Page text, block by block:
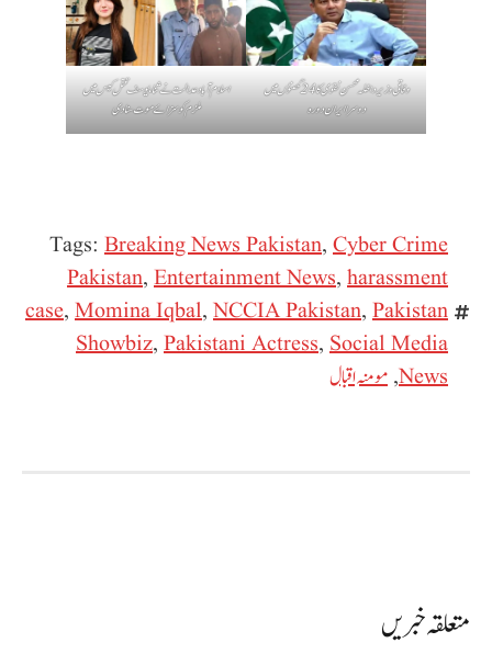
وفاقی وزیر داخلہ محسن نقوی کا 24 گھنٹوں میں
دوسرا ایران دورہ
اسلام آباد عدالت نے ثناء یوسف قتل کیس میں
ملزم کو سزائے موت سنا دی
Tags: Breaking News Pakistan, Cyber Crime
Pakistan, Entertainment News, harassment
case, Momina Iqbal, NCCIA Pakistan, Pakistan
Showbiz, Pakistani Actress, Social Media
News
, مومنہ اقبال
متعلقہ خبریں